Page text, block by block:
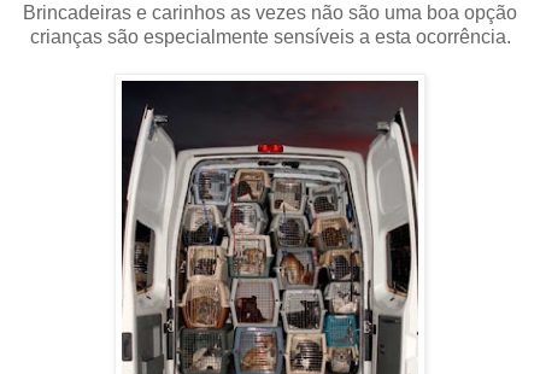
Brincadeiras e carinhos as vezes não são uma boa opção
crianças são especialmente sensíveis a esta ocorrência.